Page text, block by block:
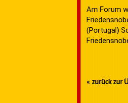
Am Forum
(Portugal)
« zurück zur